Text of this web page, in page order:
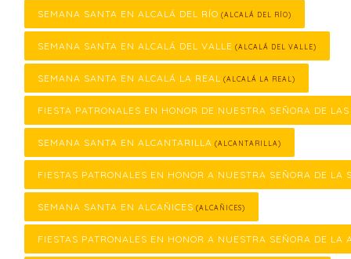
SEMANA SANTA EN ALCALÁ DEL RÍO (ALCALÁ DEL RÍO)
SEMANA SANTA EN ALCALÁ DEL VALLE (ALCALÁ DEL VALLE)
SEMANA SANTA EN ALCALÁ LA REAL (ALCALÁ LA REAL)
FIESTA PATRONALES EN HONOR DE NUESTRA SEÑORA DE LAS
SEMANA SANTA EN ALCANTARILLA (ALCANTARILLA)
FIESTAS PATRONALES EN HONOR A NUESTRA SEÑORA DE LA
SEMANA SANTA EN ALCAÑICES (ALCAÑICES)
FIESTAS PATRONALES EN HONOR A NUESTRA SEÑORA DE LA